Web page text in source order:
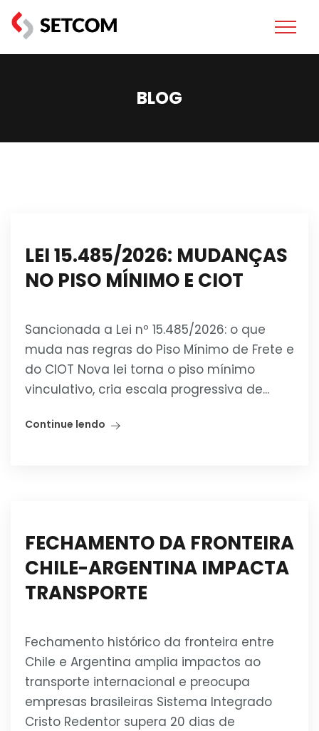
BLOG
LEI 15.485/2026: MUDANÇAS
NO PISO MÍNIMO E CIOT
Sancionada a Lei nº 15.485/2026: o que
muda nas regras do Piso Mínimo de Frete e
do CIOT Nova lei torna o piso mínimo
vinculativo, cria escala progressiva de...
Continue lendo
FECHAMENTO DA FRONTEIRA
CHILE-ARGENTINA IMPACTA
TRANSPORTE
Fechamento histórico da fronteira entre
Chile e Argentina amplia impactos ao
transporte internacional e preocupa
empresas brasileiras Sistema Integrado
Cristo Redentor supera 20 dias de